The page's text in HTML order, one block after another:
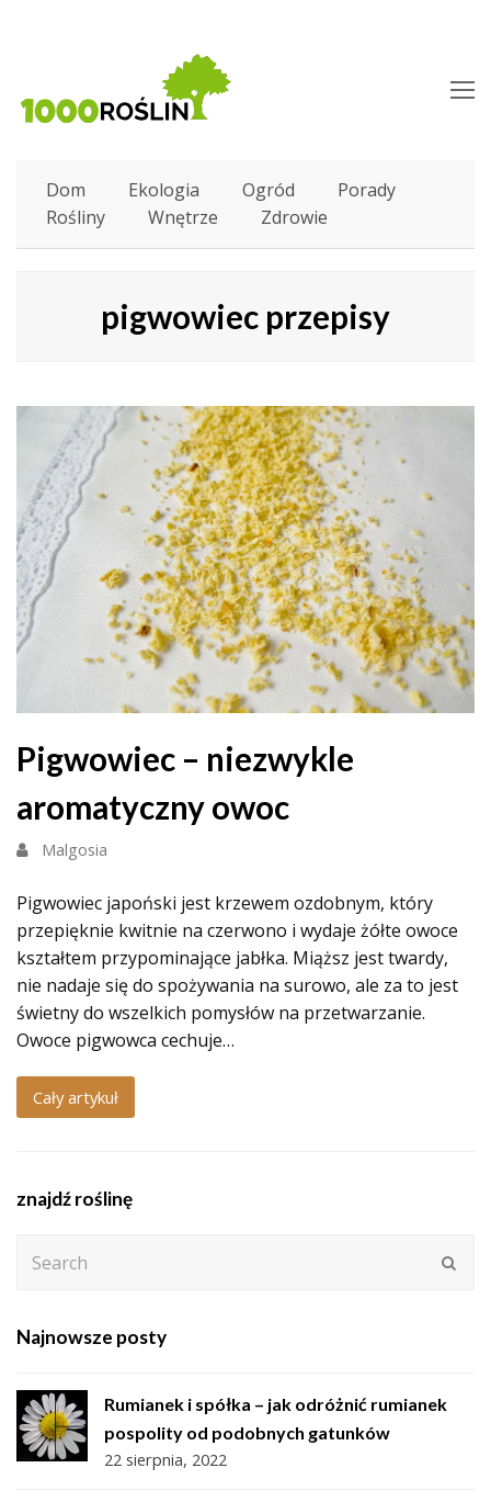
Dom Ekologia Ogród
Porady
Rośliny
Wnętrze Zdrowie
pigwowiec przepisy
Pigwowiec – niezwykle
aromatyczny owoc
Malgosia
Pigwowiec japoński jest krzewem ozdobnym, który
przepięknie kwitnie na czerwono i wydaje żółte owoce
kształtem przypominające jabłka. Miąższ jest twardy,
nie nadaje się do spożywania na surowo, ale za to jest
świetny do wszelkich pomysłów na przetwarzanie.
Owoce pigwowca cechuje…
Cały artykuł
znajdź roślinę
Najnowsze posty
Rumianek i spółka – jak odróżnić rumianek
pospolity od podobnych gatunków
22 sierpnia, 2022